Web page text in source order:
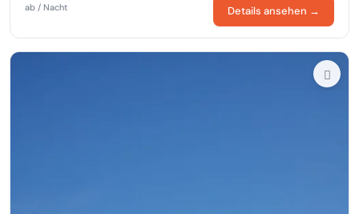
ab / Nacht Details ansehen →